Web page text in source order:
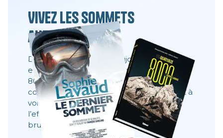
Vivez les sommets
autrement
Des films, des livres et toujours la même
envie : partager ce que l’on ne voit pas à
8000 mètres. Ces récits montrent les
coulisses, les visages, les choix. Ils donnent à
voir ce qu’une image ne dit pas toujours :
l’effort, le doute, la résilience, la beauté
brute.